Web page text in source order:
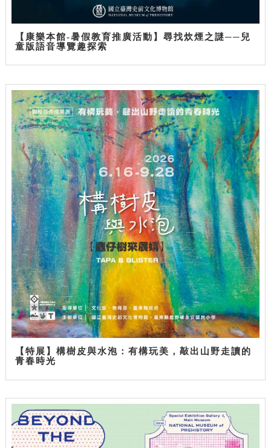
【康樂本館-暑假教育推廣活動】尋找炊煙之謎──兒
童版語音導覽趣探索
【特展】構樹皮與水泡：有構玩美，敲出山野走讀的
青春時光